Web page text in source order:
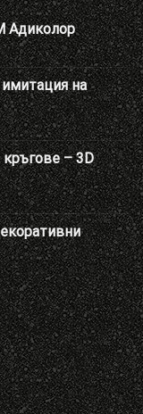
Адиколор
на
– 3D